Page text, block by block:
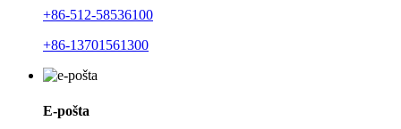
+86-512-58536100
+86-13701561300
E-pošta